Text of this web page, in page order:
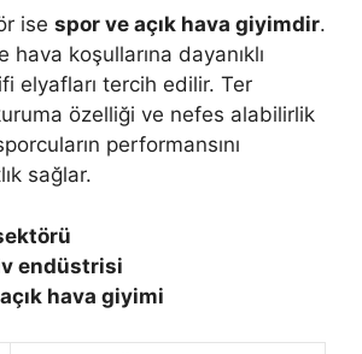
ise spor ve açık hava giyimdir.
hava koşullarına dayanıklı
elyafları tercih edilir. Ter
özelliği ve nefes alabilirlik
performansını
sağlar.
endüstrisi
hava giyimi